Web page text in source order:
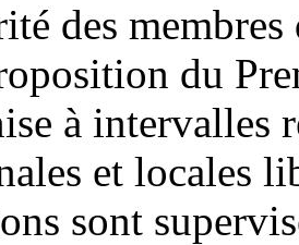
des
du
à intervalles
et locales
sont